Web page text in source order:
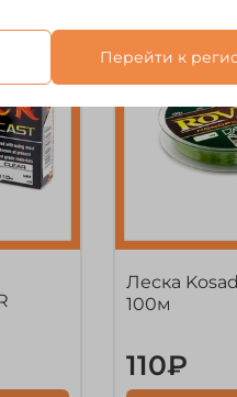
Леска
100м
110₽
Перейти к